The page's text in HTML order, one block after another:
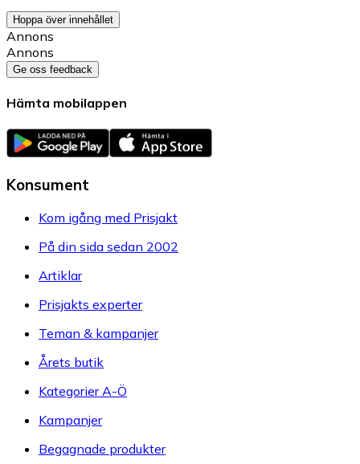
Hoppa över innehållet
Annons
Annons
Ge oss feedback
Hämta mobilappen
Konsument
Kom igång med Prisjakt
På din sida sedan 2002
Artiklar
Prisjakts experter
Teman & kampanjer
Årets butik
Kategorier A-Ö
Kampanjer
Begagnade produkter